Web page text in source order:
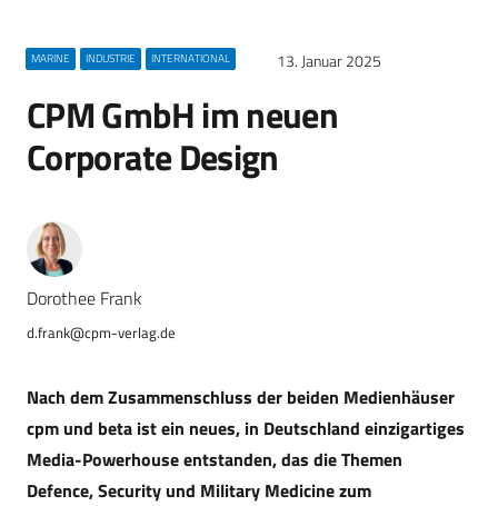
MARINE INDUSTRIE INTERNATIONAL 13. Januar 2025
CPM GmbH im neuen
Corporate Design
Dorothee Frank
d.frank@cpm-verlag.de
Nach dem Zusammenschluss der beiden Medienhäuser
cpm und beta ist ein neues, in Deutschland einzigartiges
Media-Powerhouse entstanden, das die Themen
Defence, Security und Military Medicine zum